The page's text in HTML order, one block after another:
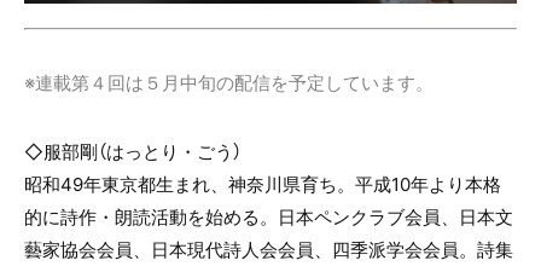
※連載第４回は５月中旬の配信を予定しています。
◇服部剛（はっとり・ごう）
昭和49年東京都生まれ、神奈川県育ち。平成10年より本格
的に詩作・朗読活動を始める。日本ペンクラブ会員、日本文
藝家協会会員、日本現代詩人会会員、四季派学会会員。詩集